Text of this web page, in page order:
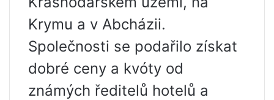
Krymu a v Abcházii.
Společnosti se podařilo získat
dobré ceny a kvóty od
známých ředitelů hotelů a